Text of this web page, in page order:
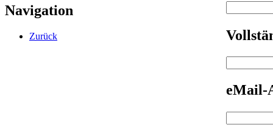
Navigation
Zurück
eMail-